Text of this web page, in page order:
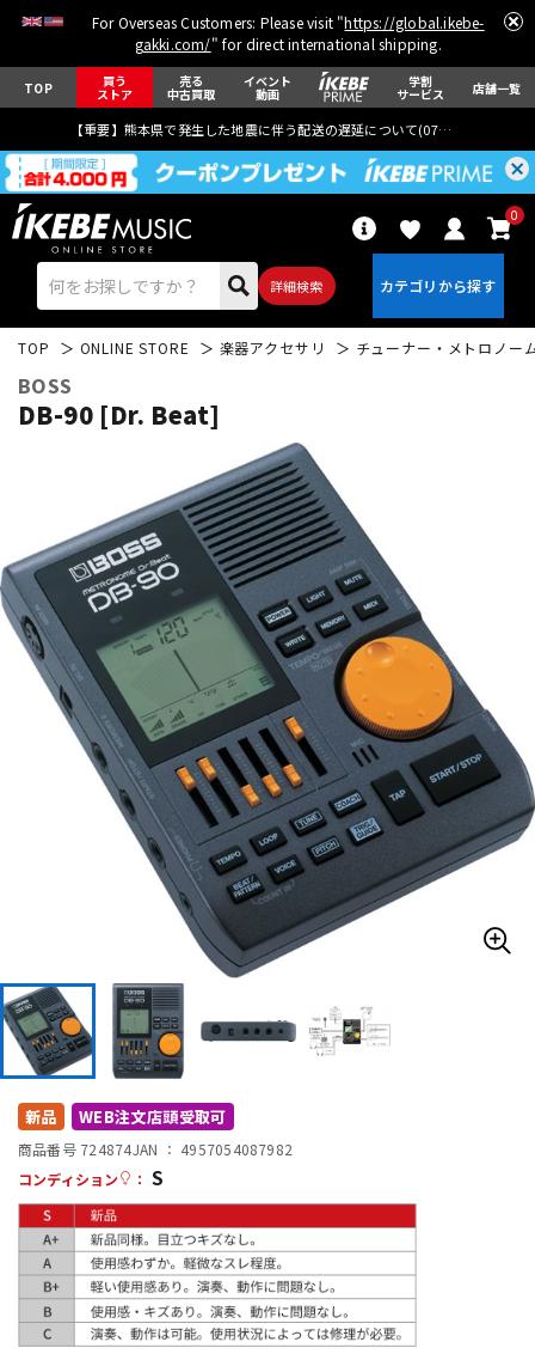
For Overseas Customers: Please visit "https://global.ikebe-
gakki.com/" for direct international shipping.
TOP 買う
ストア
売る
中古買取
イベント
動画
学割
サービス 店舗一覧
【重要】熊本県で発生した地震に伴う配送の遅延について(07月29日
詳細検索
0
エレキギター
ベース ウクレレ
ドラム パーカッション
キーボード 電子ピアノ
管楽器 その他楽器
エフェクター
DJ機器 DTM
配信/ライブ機器
中古
TOP ONLINE STORE 楽器アクセサリ チューナー・メトロノー
BOSS
DB-90 [Dr. Beat]
新品 WEB注文店頭受取可
商品番号 724874JAN ： 4957054087982
コンディション
： S